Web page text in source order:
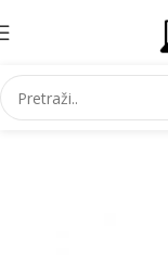
Početna Elektronika